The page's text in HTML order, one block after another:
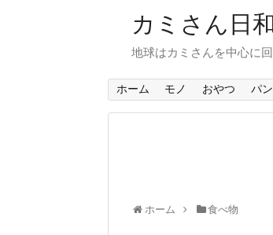
カミさん日
地球はカミさんを中心に回
ホーム モノ おやつ パン
ホーム 食べ物